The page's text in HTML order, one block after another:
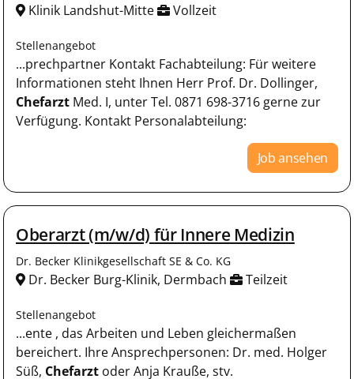
Klinik Landshut-Mitte Vollzeit
Stellenangebot
...prechpartner Kontakt Fachabteilung: Für weitere
Informationen steht Ihnen Herr Prof. Dr. Dollinger,
Chefarzt Med. I, unter Tel. 0871 698-3716 gerne zur
Verfügung. Kontakt Personalabteilung:
Job ansehen
Oberarzt (m/w/d) für Innere Medizin
Dr. Becker Klinikgesellschaft SE & Co. KG
Dr. Becker Burg-Klinik, Dermbach Teilzeit
Stellenangebot
...ente , das Arbeiten und Leben gleichermaßen
bereichert. Ihre Ansprechpersonen: Dr. med. Holger
Süß, Chefarzt oder Anja Krauße, stv.